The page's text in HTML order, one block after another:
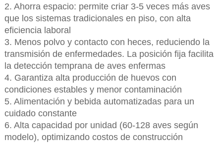
2. Ahorra espacio: permite criar 3-5 veces más aves
que los sistemas tradicionales en piso, con alta
eficiencia laboral
3. Menos polvo y contacto con heces, reduciendo la
transmisión de enfermedades. La posición fija facilita
la detección temprana de aves enfermas
4. Garantiza alta producción de huevos con
condiciones estables y menor contaminación
5. Alimentación y bebida automatizadas para un
cuidado constante
6. Alta capacidad por unidad (60-128 aves según
modelo), optimizando costos de construcción